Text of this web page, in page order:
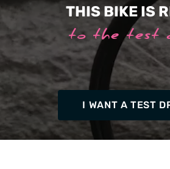
THIS BIKE IS
to the test
I WANT A TEST